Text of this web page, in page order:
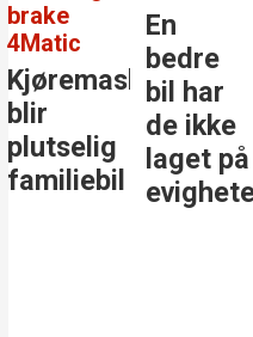
En
bedre
bil har
de ikke
laget på
evigheter
10-
poengere
– og
snuser
på et
par til